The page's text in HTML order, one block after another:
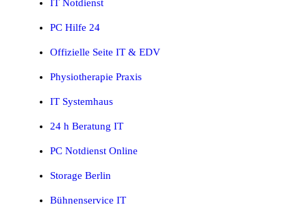
IT Notdienst
PC Hilfe 24
Offizielle Seite IT & EDV
Physiotherapie Praxis
IT Systemhaus
24 h Beratung IT
PC Notdienst Online
Storage Berlin
Bühnenservice IT